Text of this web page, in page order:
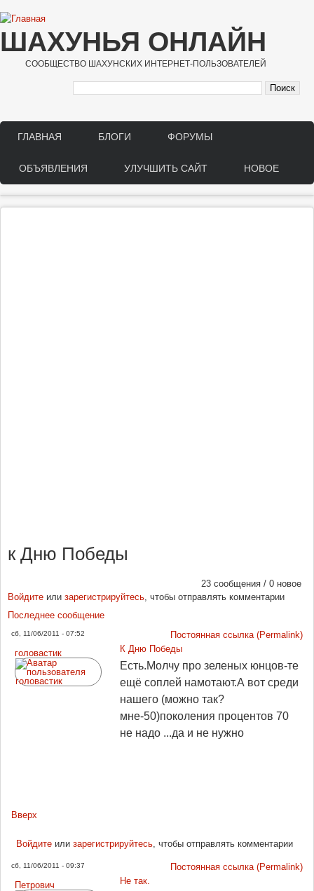
Перейти к основному содержанию
ШАХУНЬЯ ОНЛАЙН
СООБЩЕСТВО ШАХУНСКИХ ИНТЕРНЕТ-ПОЛЬЗОВАТЕЛЕЙ
Main menu
ГЛАВНАЯ БЛОГИ ФОРУМЫ
ОБЪЯВЛЕНИЯ УЛУЧШИТЬ САЙТ НОВОЕ
к Дню Победы
23 сообщения / 0 новое
Войдите или зарегистрируйтесь, чтобы отправлять комментарии
Последнее сообщение
сб, 11/06/2011 - 07:52
Постоянная ссылка (Permalink)
головастик
К Дню Победы
Есть.Молчу про зеленых юнцов-те
ещё соплей намотают.А вот среди
нашего (можно так?
мне-50)поколения процентов 70
не надо ...да и не нужно
Вверх
Войдитеили зарегистрируйтесь, чтобы отправлять комментарии
сб, 11/06/2011 - 09:37
Постоянная ссылка (Permalink)
Петрович
Не так.